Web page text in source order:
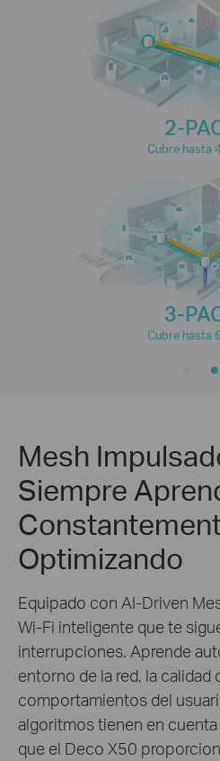
2-
Cubre hasta
3-
Cubre hasta
Mesh
Siempre
Optimizando
Equipado con AI-Driven
Wi-Fi inteligente que te
interrupciones. Aprende
entorno de la red, la calidad
comportamientos del
algoritmos tienen en
que el Deco X50